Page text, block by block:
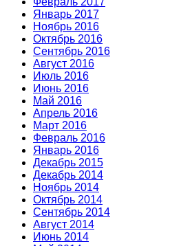
Январь 2017
Ноябрь 2016
Октябрь 2016
Сентябрь 2016
Август 2016
Июль 2016
Июнь 2016
Май 2016
Апрель 2016
Март 2016
Февраль 2016
Январь 2016
Декабрь 2015
Декабрь 2014
Ноябрь 2014
Октябрь 2014
Сентябрь 2014
Август 2014
Июнь 2014